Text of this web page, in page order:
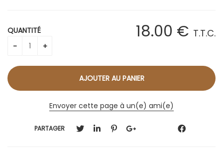
18.00 € T.T.C.
QUANTITÉ
Envoyer cette page à un(e) ami(e)
PARTAGER